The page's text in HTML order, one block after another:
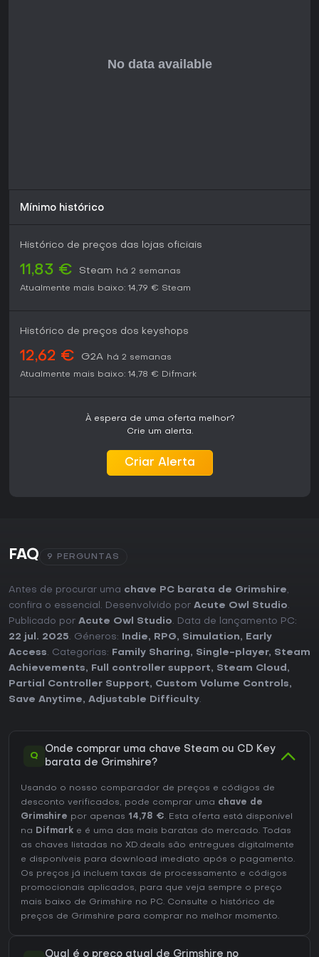
como fazenda e crafting com riscos subjacentes como
Mínimo histórico
Histórico de preços das lojas oficiais
11,83 € Steam
há 2 semanas
Atualmente mais baixo: 14,79 € Steam
Histórico de preços dos keyshops
12,62 € G2A há 2 semanas
Atualmente mais baixo: 14,78 € Difmark
À espera de uma oferta melhor?
Crie um alerta.
Criar Alerta
FAQ 9 PERGUNTAS
Antes de procurar uma chave PC barata de Grimshire,
confira o essencial. Desenvolvido por Acute Owl Studio.
Publicado por Acute Owl Studio. Data de lançamento PC:
22 jul. 2025. Géneros: Indie, RPG, Simulation,
Early
Access. Categorias: Family Sharing, Single-player, Steam
Achievements, Full controller support, Steam Cloud ,
Partial Controller Support, Custom Volume Controls,
Save Anytime, Adjustable Difficulty.
Q
Onde comprar uma chave Steam ou CD Key
barata de Grimshire?
Usando o nosso comparador de preços e códigos de
desconto verificados, pode comprar uma chave de
Grimshire por apenas 14,78 €. Esta oferta está disponível
na Difmark e é uma das mais baratas do mercado. Todas
as chaves listadas no XD.deals são entregues digitalmente
e disponíveis para download imediato após o pagamento.
Os preços já incluem taxas de processamento e códigos
promocionais aplicados, para que veja sempre o preço
mais baixo de Grimshire no PC. Consulte o histórico de
preços de Grimshire para comprar no melhor momento.
Qual é o preço atual de Grimshire no